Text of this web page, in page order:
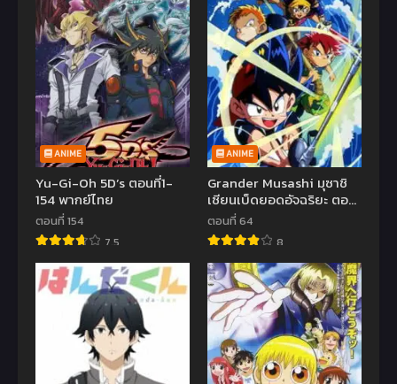
ANIME
Yu-Gi-Oh 5D’s ตอนที่1-
154 พากย์ไทย
ตอนที่ 154
7.5
ANIME
Grander Musashi มุซาชิ
เซียนเบ็ดยอดอัจฉริยะ ตอน
ที่1-64 พากย์ไทย
ตอนที่ 64
8